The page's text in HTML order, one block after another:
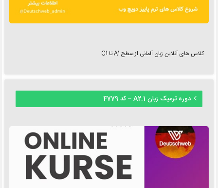
کلاس های آنلاین زبان آلمانی از سطح A1 تا C1
دوره ترمیک زبان A2.1 – کد 4779